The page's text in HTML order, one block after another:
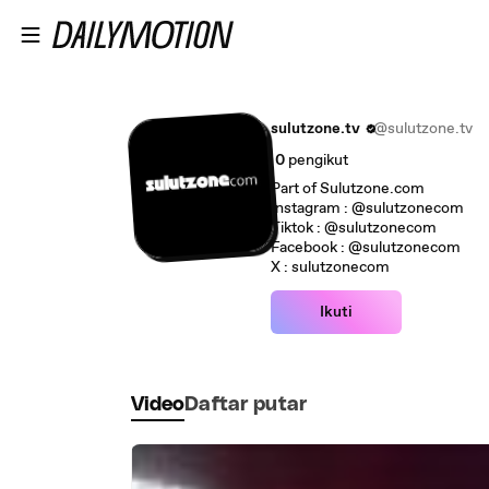
sulutzone.tv
@sulutzone.tv
0 pengikut
Part of Sulutzone.com
Instagram : @sulutzonecom
Tiktok : @sulutzonecom
Facebook : @sulutzonecom
X : sulutzonecom
Ikuti
Video Daftar putar